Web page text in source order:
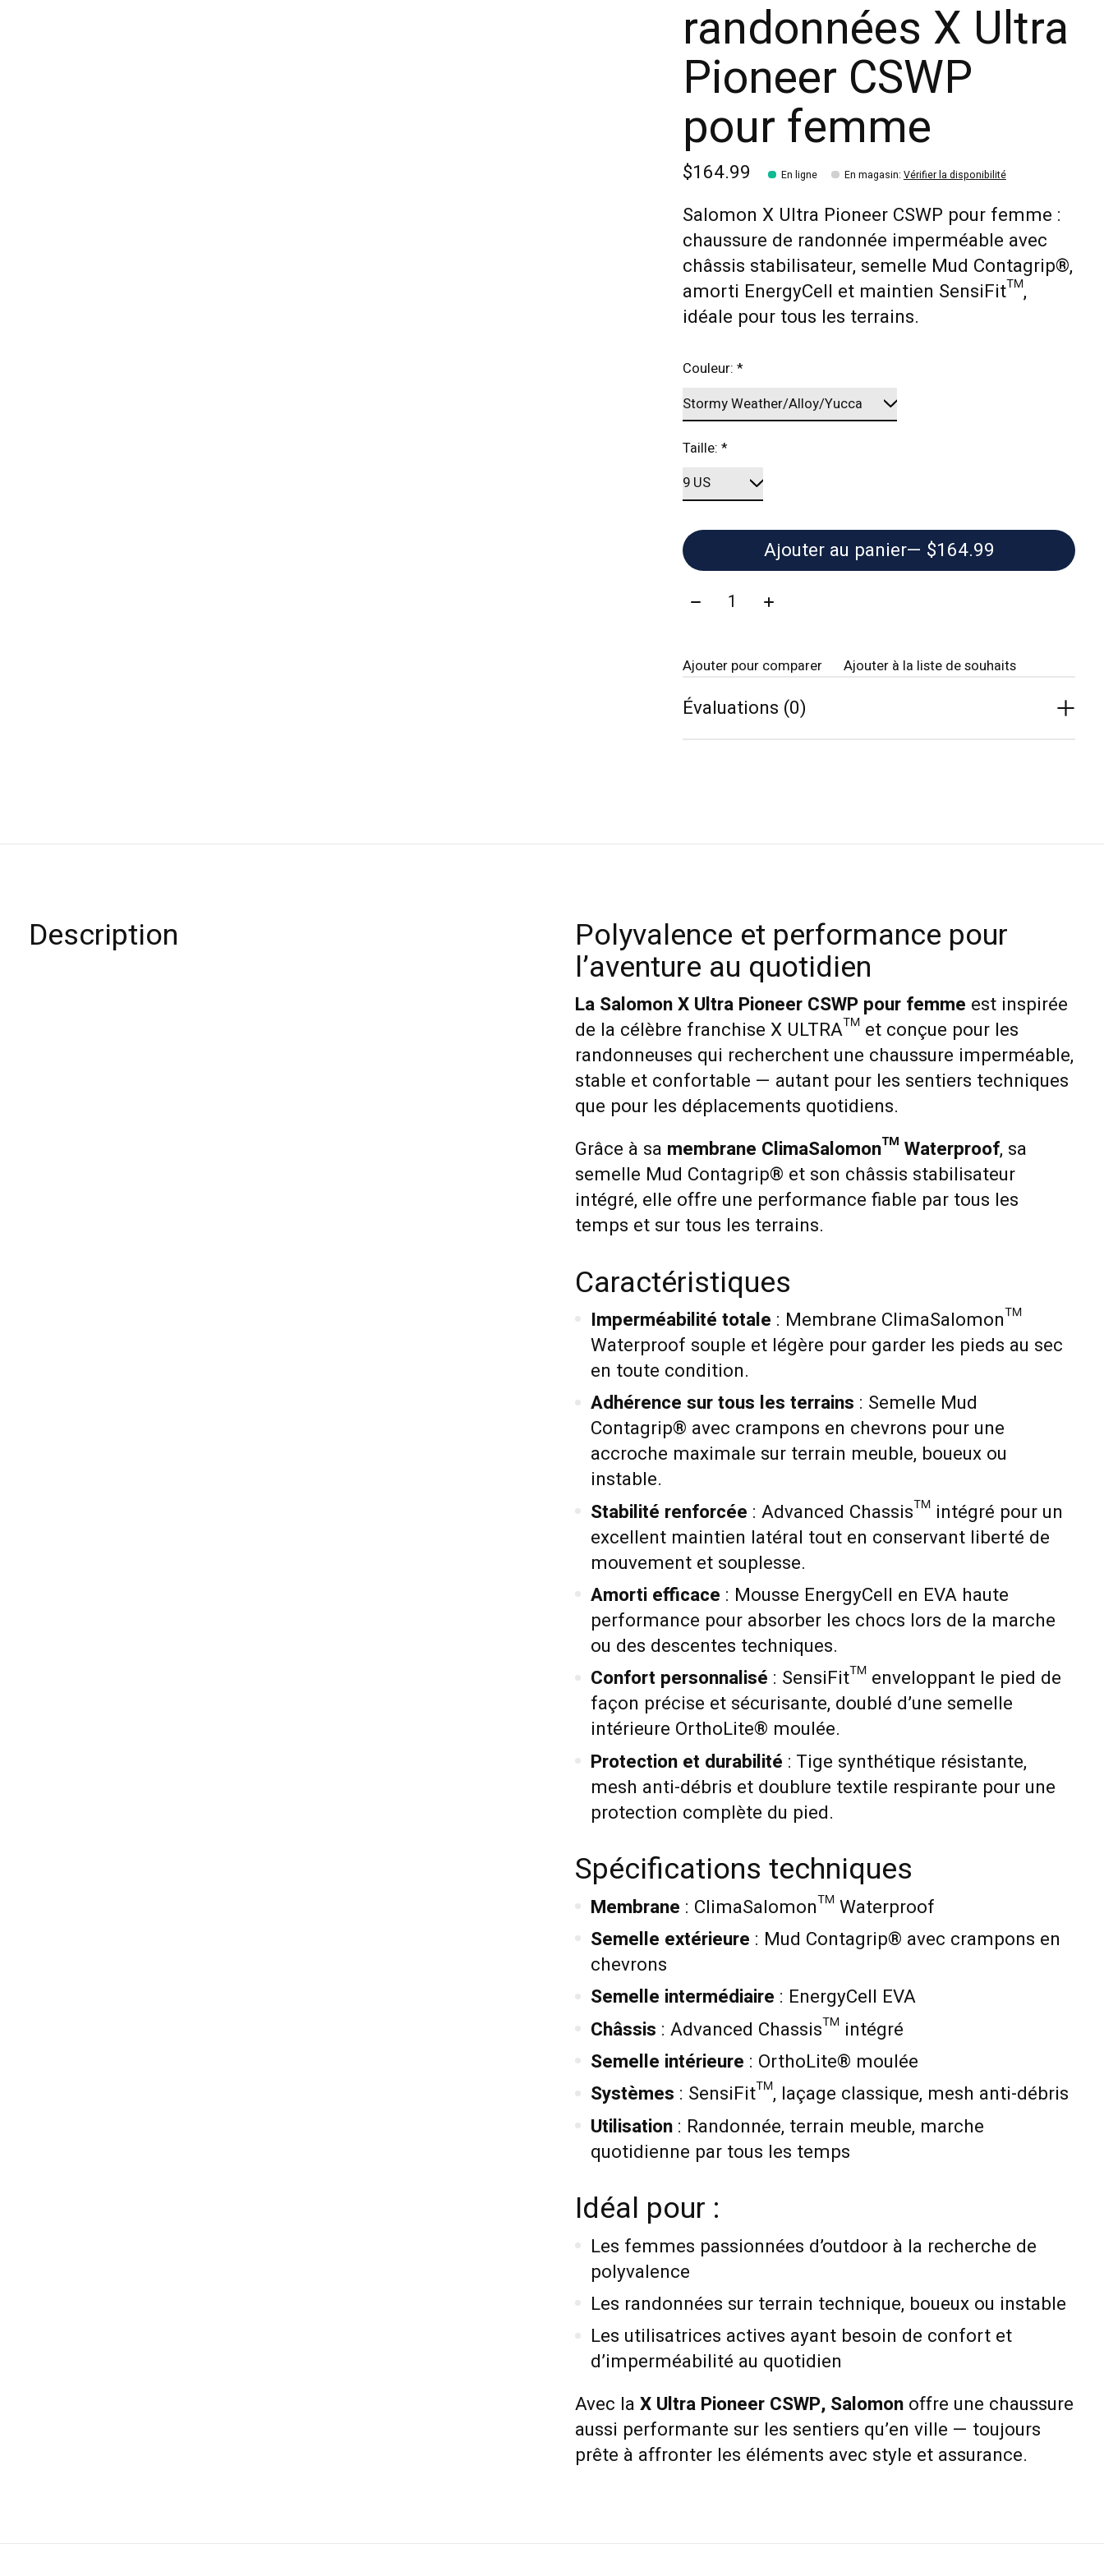
randonnées X Ultra
Pioneer CSWP
pour femme
$164.99 En ligne En magasin: Vérifier la disponibilité
Salomon X Ultra Pioneer CSWP pour femme :
chaussure de randonnée imperméable avec
châssis stabilisateur, semelle Mud Contagrip®,
amorti EnergyCell et maintien SensiFit™,
idéale pour tous les terrains.
Couleur:*
Taille:*
Ajouter au panier
— $164.99
Quantité:
Ajouter pour comparer Ajouter à la liste de souhaits
Évaluations (0)
Description Polyvalence et performance pour
l’aventure au quotidien
La Salomon X Ultra Pioneer CSWP pour femme est inspirée
de la célèbre franchise X ULTRA™ et conçue pour les
randonneuses qui recherchent une chaussure imperméable,
stable et confortable — autant pour les sentiers techniques
que pour les déplacements quotidiens.
Grâce à sa membrane ClimaSalomon™ Waterproof, sa
semelle Mud Contagrip® et son châssis stabilisateur
intégré, elle offre une performance fiable par tous les
temps et sur tous les terrains.
Caractéristiques
Imperméabilité totale : Membrane ClimaSalomon™
Waterproof souple et légère pour garder les pieds au sec
en toute condition.
Adhérence sur tous les terrains : Semelle Mud
Contagrip® avec crampons en chevrons pour une
accroche maximale sur terrain meuble, boueux ou
instable.
Stabilité renforcée : Advanced Chassis™ intégré pour un
excellent maintien latéral tout en conservant liberté de
mouvement et souplesse.
Amorti efficace : Mousse EnergyCell en EVA haute
performance pour absorber les chocs lors de la marche
ou des descentes techniques.
Confort personnalisé : SensiFit™ enveloppant le pied de
façon précise et sécurisante, doublé d’une semelle
intérieure OrthoLite® moulée.
Protection et durabilité : Tige synthétique résistante,
mesh anti-débris et doublure textile respirante pour une
protection complète du pied.
Spécifications techniques
Membrane : ClimaSalomon™ Waterproof
Semelle extérieure : Mud Contagrip® avec crampons en
chevrons
Semelle intermédiaire : EnergyCell EVA
Châssis : Advanced Chassis™ intégré
Semelle intérieure : OrthoLite® moulée
Systèmes : SensiFit™, laçage classique, mesh anti-débris
Utilisation: Randonnée, terrain meuble, marche
quotidienne par tous les temps
Idéal pour :
Les femmes passionnées d’outdoor à la recherche de
polyvalence
Les randonnées sur terrain technique, boueux ou instable
Les utilisatrices actives ayant besoin de confort et
d’imperméabilité au quotidien
Avec la X Ultra Pioneer CSWP, Salomon offre une chaussure
aussi performante sur les sentiers qu’en ville — toujours
prête à affronter les éléments avec style et assurance.